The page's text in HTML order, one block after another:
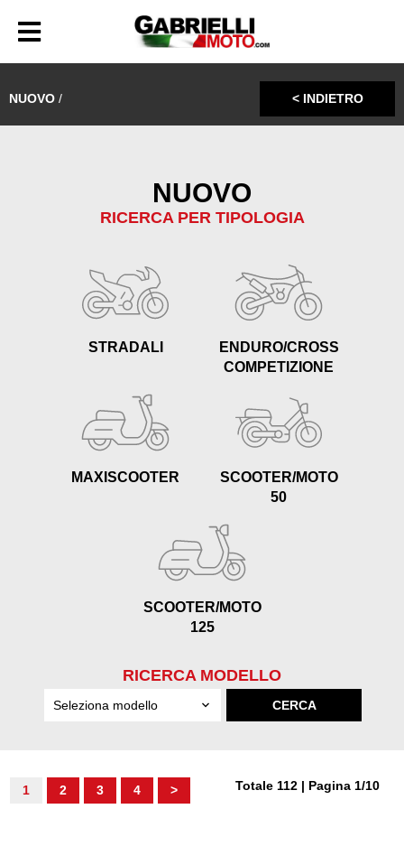
NUOVO / < INDIETRO
NUOVO
RICERCA PER TIPOLOGIA
STRADALI
ENDURO/CROSS
COMPETIZIONE
MAXISCOOTER
SCOOTER/MOTO
50
SCOOTER/MOTO
125
RICERCA MODELLO
Totale 112 | Pagina 1/10
1 2 3 4 >